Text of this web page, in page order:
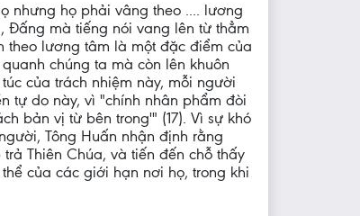
nhưng họ phải vâng theo .... lương
Đấng mà tiếng nói vang lên từ thẳm
theo lương tâm là một đặc điểm của
chúng ta mà còn lên khuôn
của trách nhiệm này, mỗi người
tự do này, vì "chính nhân phẩm đòi
bản vị từ bên trong'" (17). Vì sự khó
Tông Huấn nhận định rằng
Thiên Chúa, và tiến đến chỗ thấy
của các giới hạn nơi họ, trong khi